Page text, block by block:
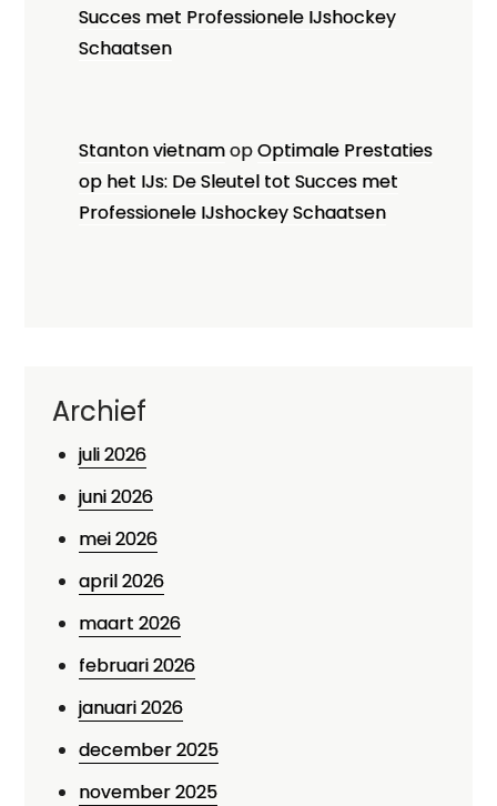
Succes met Professionele IJshockey
Schaatsen
Stanton vietnamopOptimale Prestaties
op het IJs: De Sleutel tot Succes met
Professionele IJshockey Schaatsen
Archief
juli 2026
juni 2026
mei 2026
april 2026
maart 2026
februari 2026
januari 2026
december 2025
november 2025